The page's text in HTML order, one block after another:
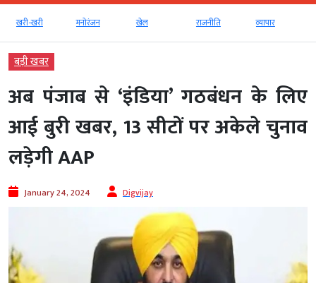
खरी-खरी मनोरंजन खेल राजनीति व्‍यापार
बड़ी खबर
अब पंजाब से ‘इंडिया’ गठबंधन के लिए
आई बुरी खबर, 13 सीटों पर अकेले चुनाव
लड़ेगी AAP
January 24, 2024 Digvijay